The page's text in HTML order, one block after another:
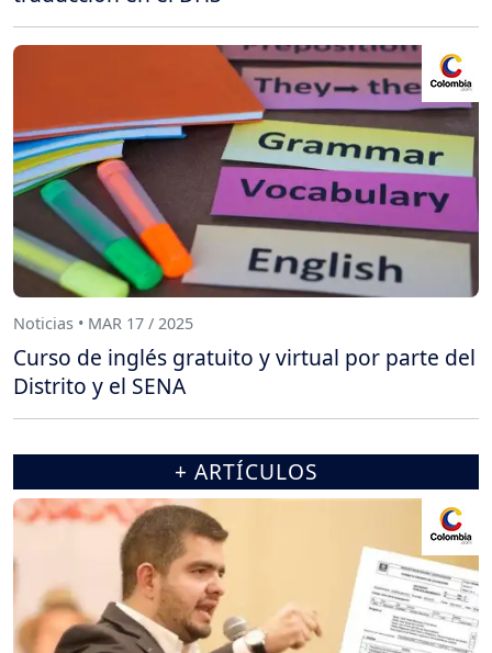
Noticias • MAR 17 / 2025
Curso de inglés gratuito y virtual por parte del
Distrito y el SENA
+ ARTÍCULOS